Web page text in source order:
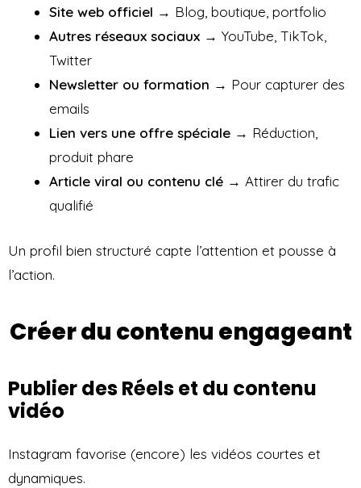
Site web officiel → Blog, boutique, portfolio
Autres réseaux sociaux → YouTube, TikTok,
Twitter
Newsletter ou formation → Pour capturer des
emails
Lien vers une offre spéciale → Réduction,
produit phare
Article viral ou contenu clé → Attirer du trafic
qualifié
Un profil bien structuré capte l’attention et pousse à
l’action.
Créer du contenu engageant
Publier des Réels et du contenu
vidéo
Instagram favorise (encore) les vidéos courtes et
dynamiques.